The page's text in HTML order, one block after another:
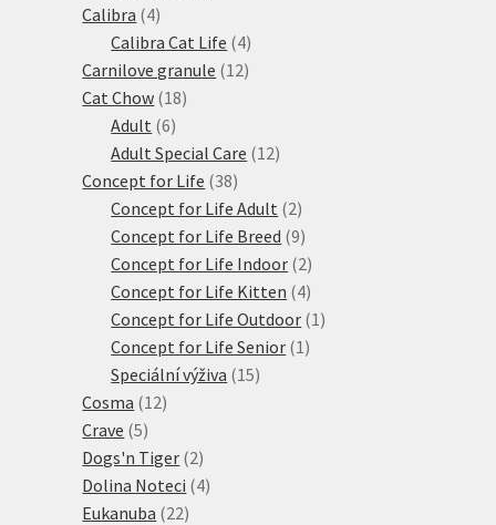
Calibra 44
produkty
Calibra Cat Life 44
produkty
Carnilove granule 1212
Cat Chow 1818
Adult 66
produktů
Adult Special Care 1212
Concept for Life 3838
produktů
Concept for Life Adult 22
produkty
Concept for Life Breed 99
produktů
Concept for Life Indoor 22
produkty
Concept for Life Kitten 44
produkty
Concept for Life Outdoor 1 1
Concept for Life Senior 1 1
Speciální výživa 1515
Cosma 1212
Crave 55
produktů
Dogs'n Tiger 22
produkty
Dolina Noteci 44
Eukanuba 2222